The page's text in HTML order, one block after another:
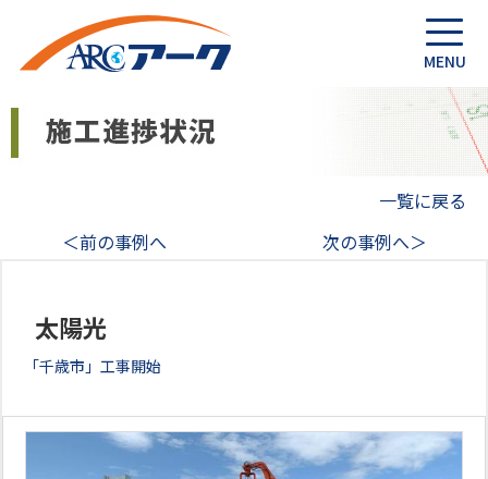
一覧に戻る
＜前の事例へ
次の事例へ＞
太陽光
「千歳市」工事開始